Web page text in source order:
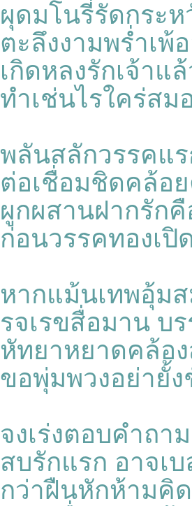
ผุดมโนรี่รัดกระ
ตะลึงงามพร่ำเพ้
เกิดหลงรักเจ้าแ
ทำเช่นไรใคร่ส
พลันสลักวรรคแ
ต่อเชื่อมชิดคล้อ
ผูกผสานฝากรักคื
ก่อนวรรคทองเปิ
หากแม้นเทพอุ้ม
รจเรขสื่อมาน บ
หัทยาหยาดคล้อ
ขอพุ่มพวงอย่ายั้ง
จงเร่งตอบคำถ
สบรักแรก อาจเ
กว่าฝืนหักห้ามคิ